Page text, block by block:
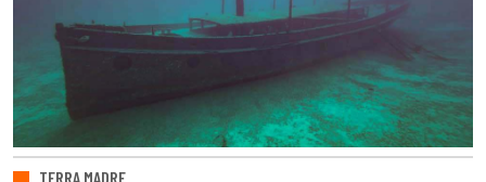
TERRA MADRE